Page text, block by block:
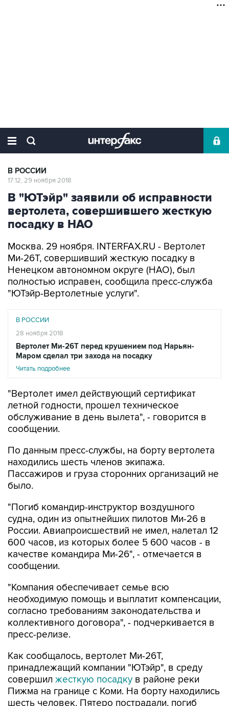
В РОССИИ
17:12, 29 ноября 2018
В "ЮТэйр" заявили об исправности
вертолета, совершившего жесткую
посадку в НАО
Москва. 29 ноября. INTERFAX.RU - Вертолет
Ми-26Т, совершивший жесткую посадку в
Ненецком автономном округе (НАО), был
полностью исправен, сообщила пресс-служба
"ЮТэйр-Вертолетные услуги".
В РОССИИ
28 ноября 2018
Вертолет Ми-26Т перед крушением под Нарьян-
Маром сделал три захода на посадку
Читать подробнее
"Вертолет имел действующий сертификат
летной годности, прошел техническое
обслуживание в день вылета", - говорится в
сообщении.
По данным пресс-службы, на борту вертолета
находились шесть членов экипажа.
Пассажиров и груза сторонних организаций не
было.
"Погиб командир-инструктор воздушного
судна, один из опытнейших пилотов Ми-26 в
России. Авиапроисшествий не имел, налетал 12
600 часов, из которых более 5 600 часов - в
качестве командира Ми-26", - отмечается в
сообщении.
"Компания обеспечивает семье всю
необходимую помощь и выплатит компенсации,
согласно требованиям законодательства и
коллективного договора", - подчеркивается в
пресс-релизе.
Как сообщалось, вертолет Ми-26Т,
принадлежащий компании "ЮТэйр", в среду
совершил жесткую посадку в районе реки
Пижма на границе с Коми. На борту находились
шесть человек. Пятеро пострадали, погиб